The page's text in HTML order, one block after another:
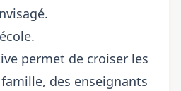
permet de croiser les
des enseignants